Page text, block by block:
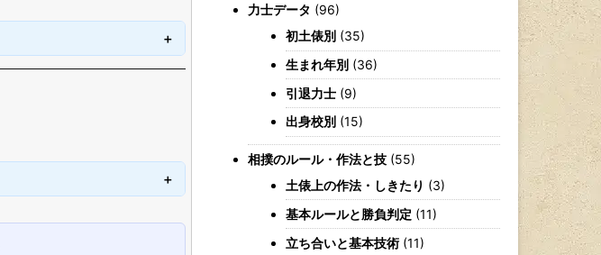
力士データ (96)
初土俵別 (35)
生まれ年別 (36)
引退力士 (9)
出身校別 (15)
相撲のルール・作法と技 (55)
土俵上の作法・しきたり (3)
基本ルールと勝負判定 (11)
立ち合いと基本技術 (11)